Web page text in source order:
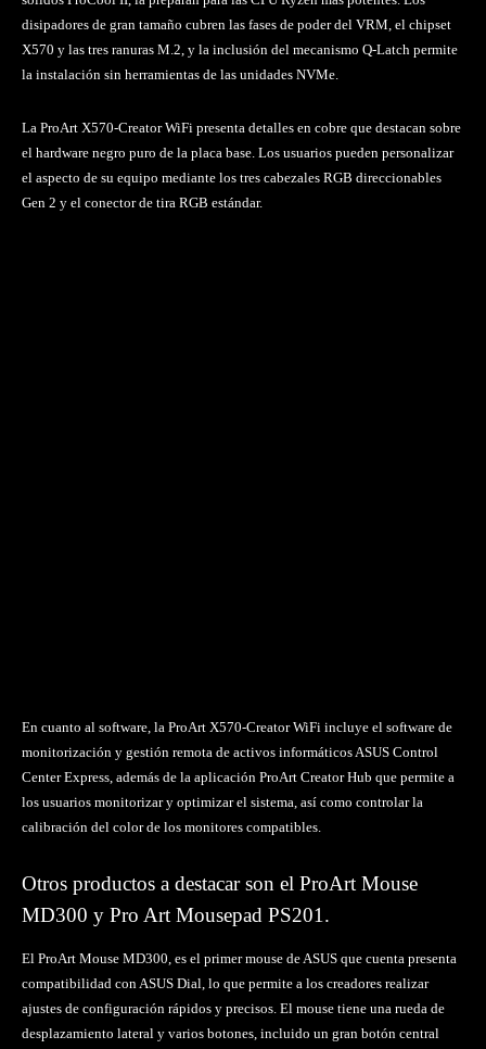
disipadores de gran tamaño cubren las fases de poder del VRM, el chipset
X570 y las tres ranuras M.2, y la inclusión del mecanismo Q-Latch permite
la instalación sin herramientas de las unidades NVMe.
La ProArt X570-Creator WiFi presenta detalles en cobre que destacan sobre
el hardware negro puro de la placa base. Los usuarios pueden personalizar
el aspecto de su equipo mediante los tres cabezales RGB direccionables
Gen 2 y el conector de tira RGB estándar.
En cuanto al software, la ProArt X570-Creator WiFi incluye el software de
monitorización y gestión remota de activos informáticos ASUS Control
Center Express, además de la aplicación ProArt Creator Hub que permite a
los usuarios monitorizar y optimizar el sistema, así como controlar la
calibración del color de los monitores compatibles.
Otros productos a destacar son el ProArt Mouse
MD300 y Pro Art Mousepad PS201.
El ProArt Mouse MD300, es el primer mouse de ASUS que cuenta presenta
compatibilidad con ASUS Dial, lo que permite a los creadores realizar
ajustes de configuración rápidos y precisos. El mouse tiene una rueda de
desplazamiento lateral y varios botones, incluido un gran botón central